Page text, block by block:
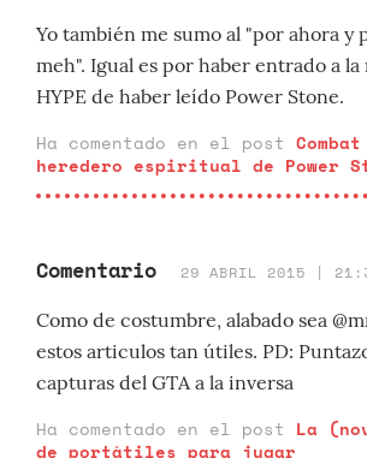
Yo también me sumo al "por ahora y
meh". Igual es por haber entrado a
HYPE de haber leído Power Stone.
Ha comentado en el post
heredero espiritual de Power
Comentario 29 ABRIL 2015 |
Como de costumbre, alabado sea
estos articulos tan útiles. PD:
capturas del GTA a la inversa
Ha comentado en el post La
de portátiles para jugar